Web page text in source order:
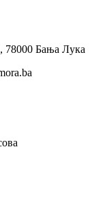
78000 Бања Лука